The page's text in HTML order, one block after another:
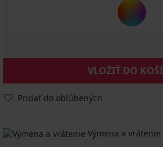
VLOŽIŤ DO
Pridať do obľúbených
Výmena a